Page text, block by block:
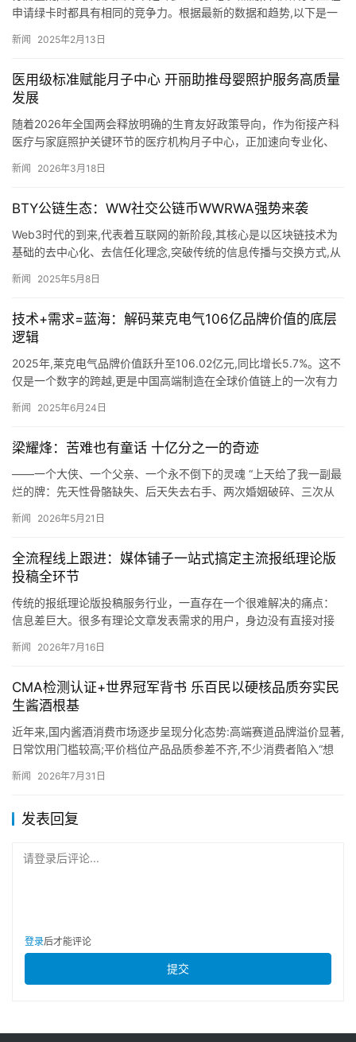
申请绿卡时都具有相同的竞争力。根据最新的数据和趋势,以下是一
新闻 2025年2月13日
医用级标准赋能月子中心 开丽助推母婴照护服务高质量
发展
随着2026年全国两会释放明确的生育友好政策导向，作为衔接产科
医疗与家庭照护关键环节的医疗机构月子中心，正加速向专业化、
新闻 2026年3月18日
BTY公链生态：WW社交公链币WWRWA强势来袭
Web3时代的到来,代表着互联网的新阶段,其核心是以区块链技术为
基础的去中心化、去信任化理念,突破传统的信息传播与交换方式,从
新闻 2025年5月8日
技术+需求=蓝海：解码莱克电气106亿品牌价值的底层
逻辑
2025年,莱克电气品牌价值跃升至106.02亿元,同比增长5.7%。这不
仅是一个数字的跨越,更是中国高端制造在全球价值链上的一次有力
新闻 2025年6月24日
梁耀烽：苦难也有童话 十亿分之一的奇迹
——一个大侠、一个父亲、一个永不倒下的灵魂 “上天给了我一副最
烂的牌：先天性骨骼缺失、后天失去右手、两次婚姻破碎、三次从
傻…
新闻 2026年5月21日
全流程线上跟进：媒体铺子一站式搞定主流报纸理论版
投稿全环节
传统的报纸理论版投稿服务行业，一直存在一个很难解决的痛点：
信息差巨大。很多有理论文章发表需求的用户，身边没有直接对接
文稿代…
新闻 2026年7月16日
CMA检测认证+世界冠军背书 乐百民以硬核品质夯实民
生酱酒根基
近年来,国内酱酒消费市场逐步呈现分化态势:高端赛道品牌溢价显著,
日常饮用门槛较高;平价档位产品品质参差不齐,不少消费者陷入“想
新闻 2026年7月31日
发表回复
请登录后评论...
登录后才能评论
提交